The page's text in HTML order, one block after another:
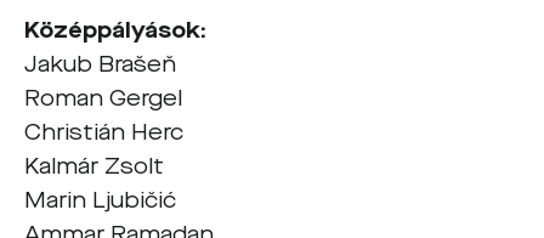
Középpályások:
Jakub Brašeň
Roman Gergel
Christián Herc
Kalmár Zsolt
Marin Ljubičić